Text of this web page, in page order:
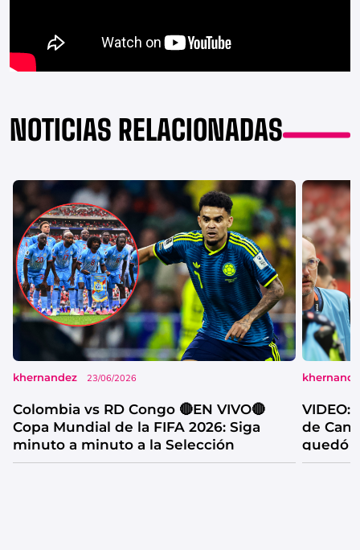
NOTICIAS RELACIONADAS
khernandez 23/06/2026
Colombia vs RD Congo 🔴EN VIVO🔴
Copa Mundial de la FIFA 2026: Siga
minuto a minuto a la Selección
VIDEO:
de
quedó